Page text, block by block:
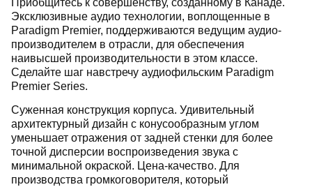
Приобщитесь к совершенству, созданному в Канаде.
Эксклюзивные аудио технологии, воплощенные в
Paradigm Premier, поддерживаются ведущим аудио-
производителем в отрасли, для обеспечения
наивысшей производительности в этом классе.
Сделайте шаг навстречу аудиофильским Paradigm
Premier Series.
Суженная конструкция корпуса. Удивительный
архитектурный дизайн с конусообразным углом
уменьшает отражения от задней стенки для более
точной дисперсии воспроизведения звука с
минимальной окраской. Цена-качество. Для
производства громкоговорителя, который